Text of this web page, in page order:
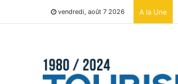
vendredi, août 7 2026 A la Une